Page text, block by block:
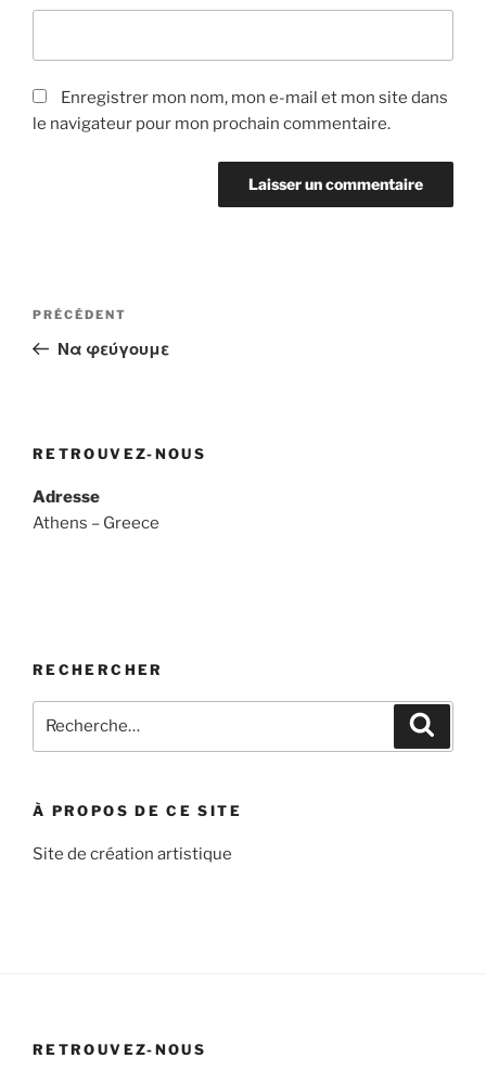
Enregistrer mon nom, mon e-mail et mon site dans
le navigateur pour mon prochain commentaire.
Navigation
l’article
Article
précédent
PRÉCÉDENT
Να φεύγουμε
RETROUVEZ-NOUS
Adresse
Athens – Greece
RECHERCHER
pour
À PROPOS DE CE SITE
Site de création artistique
RETROUVEZ-NOUS